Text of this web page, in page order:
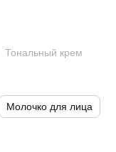
Тональный крем
Молочко для лица